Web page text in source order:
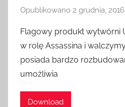
Opublikowano 2 grudnia, 2016
Flagowy produkt wytwórni
w rolę Assassina i
posiada bardzo
umożliwia
Download